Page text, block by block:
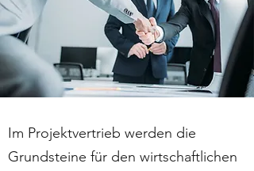
Im Projektvertrieb werden die
Grundsteine für den wirtschaftlichen